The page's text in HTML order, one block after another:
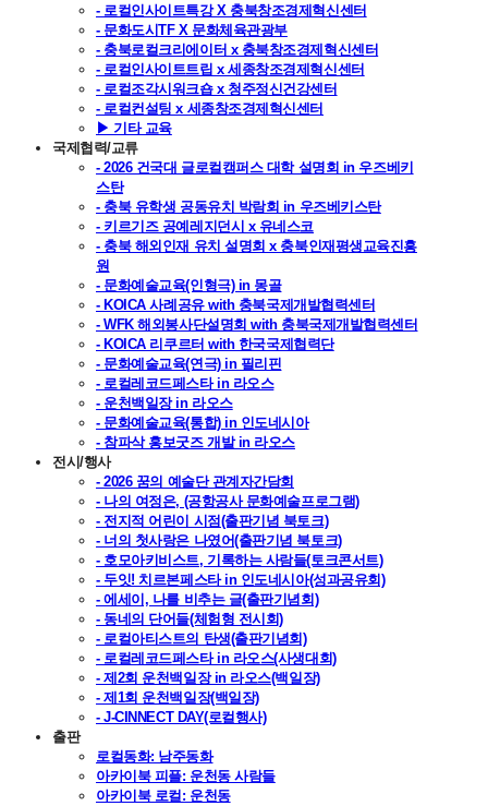
- 로컬인사이트특강 X 충북창조경제혁신센터
- 문화도시TF X 문화체육관광부
- 충북로컬크리에이터 x 충북창조경제혁신센터
- 로컬인사이트트립 x 세종창조경제혁신센터
- 로컬조각시워크숍 x 청주정신건강센터
- 로컬컨설팅 x 세종창조경제혁신센터
▶ 기타 교육
국제협력/교류
- 2026 건국대 글로컬캠퍼스 대학 설명회 in 우즈베키
스탄
- 충북 유학생 공동유치 박람회 in 우즈베키스탄
- 키르기즈 공예레지던시 x 유네스코
- 충북 해외인재 유치 설명회 x 충북인재평생교육진흥
원
- 문화예술교육(인형극) in 몽골
- KOICA 사례공유 with 충북국제개발협력센터
- WFK 해외봉사단설명회 with 충북국제개발협력센터
- KOICA 리쿠르터 with 한국국제협력단
- 문화예술교육(연극) in 필리핀
- 로컬레코드페스타 in 라오스
- 운천백일장 in 라오스
- 문화예술교육(통합) in 인도네시아
- 참파삭 홍보굿즈 개발 in 라오스
전시/행사
- 2026 꿈의 예술단 관계자간담회
- 나의 여정은, (공항공사 문화예술프로그램)
- 전지적 어린이 시점(출판기념 북토크)
- 너의 첫사랑은 나였어(출판기념 북토크)
- 호모아키비스트, 기록하는 사람들(토크콘서트)
- 두잇! 치르본페스타 in 인도네시아(성과공유회)
- 에세이, 나를 비추는 글(출판기념회)
- 동네의 단어들(체험형 전시회)
- 로컬아티스트의 탄생(출판기념회)
- 로컬레코드페스타 in 라오스(사생대회)
- 제2회 운천백일장 in 라오스(백일장)
- 제1회 운천백일장(백일장)
- J-CINNECT DAY(로컬행사)
출판
로컬동화: 남주동화
아카이북 피플: 운천동 사람들
아카이북 로컬: 운천동